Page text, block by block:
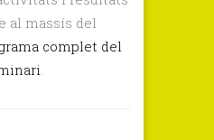
al massís del
complet del
.